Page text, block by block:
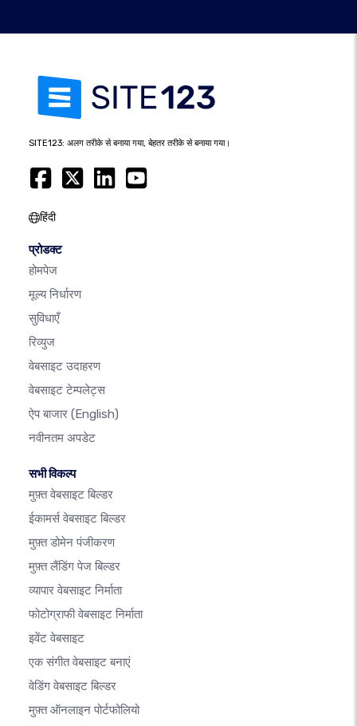
SITE123: अलग तरीके से बनाया गया, बेहतर तरीके से बनाया गया।
हिंदी
प्रोडक्ट
होमपेज
मूल्य निर्धारण
सुविधाएँ
रिव्युज
वेबसाइट उदाहरण
वेबसाइट टेम्पलेट्स
ऐप बाजार (English)
नवीनतम अपडेट
सभी विकल्प
मुफ़्त वेबसाइट बिल्डर
ईकामर्स वेबसाइट बिल्डर
मुफ़्त डोमेन पंजीकरण
मुफ़्त लैंडिंग पेज बिल्डर
व्यापार वेबसाइट निर्माता
फोटोग्राफी वेबसाइट निर्माता
इवेंट वेबसाइट
एक संगीत वेबसाइट बनाएं
वेडिंग वेबसाइट बिल्डर
मुफ़्त ऑनलाइन पोर्टफोलियो